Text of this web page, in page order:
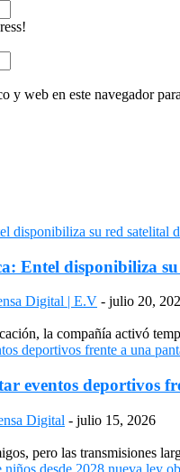
y web en este navegador
Entel disponibiliza
Digital | E.V - julio 20,
la compañía activó
eventos deportivos
Digital - julio 15, 2026
pero las transmisiones